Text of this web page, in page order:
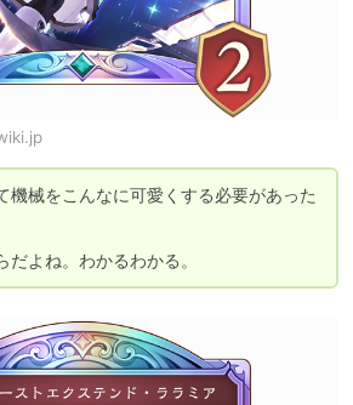
械をこんなに可愛くする必要があった
よね。わかるわかる。